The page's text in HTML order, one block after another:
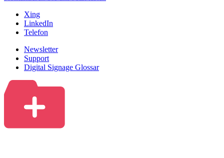
Xing
LinkedIn
Telefon
Newsletter
Support
Digital Signage Glossar